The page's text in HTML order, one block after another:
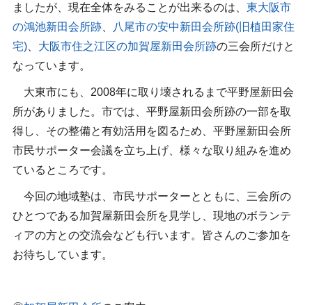
ましたが、現在全体をみることが出来るのは、 東大阪市
の鴻池新田会所跡、
八尾市の安中新田会所跡(旧植田家住
宅)、 大阪市住之江区の加賀屋新田会所跡の三会所だけと
なっています。
大東市にも、2008年に取り壊されるまで平野屋新田会
所がありました。市では、平野屋新田会所跡の一部を取
得し、その整備と有効活用を図るため、平野屋新田会所
市民サポーター会議を立ち上げ、様々な取り組みを進め
ているところです。
今回の地域塾は、市民サポーターとともに、三会所の
ひとつである加賀屋新田会所を見学し、現地のボランテ
ィアの方との交流会なども行います。皆さんのご参加を
お待ちしています。